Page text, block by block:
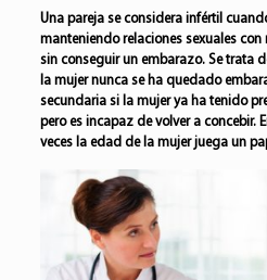
Una pareja se considera infértil
manteniendo relaciones sexuales
sin conseguir un embarazo. Se trata
la mujer nunca se ha quedado
secundariasi la mujer ya ha tenido
pero es incapaz de volver a concebir.
veces la edad de la mujer juega un